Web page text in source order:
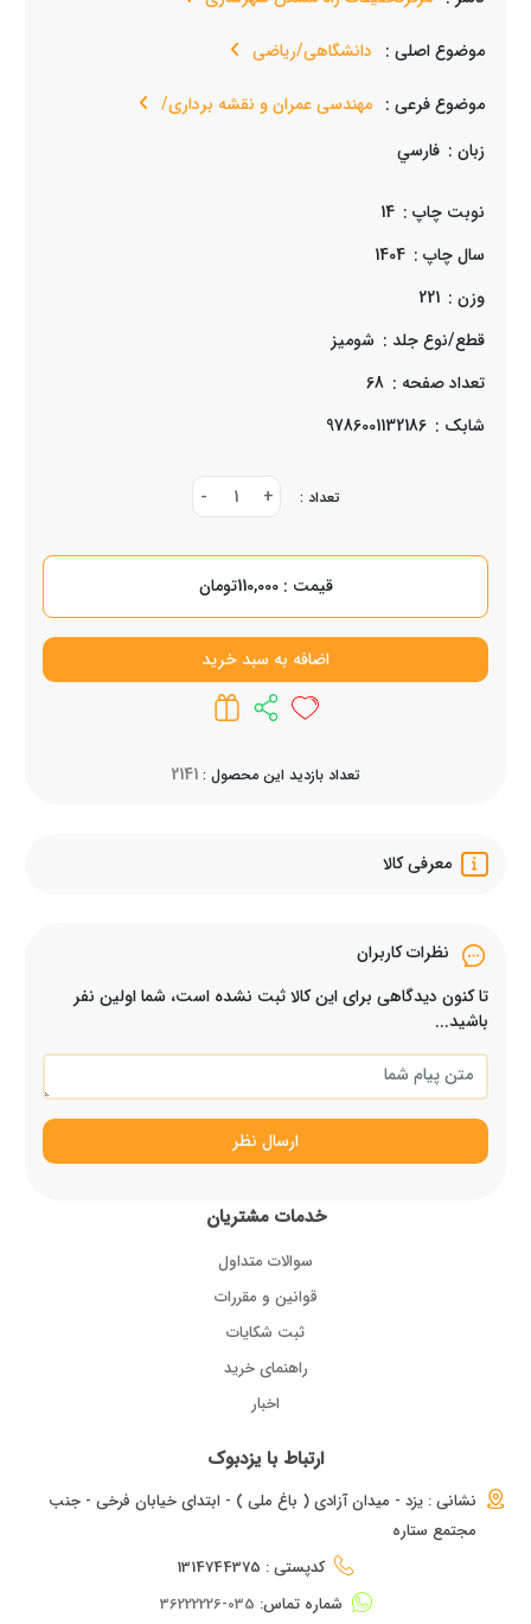
موضوع اصلی : دانشگاهی/ریاضی
موضوع فرعی : مهندسی عمران و نقشه برداری/
زبان : فارسي
نوبت چاپ : 14
سال چاپ : 1404
وزن : 221
قطع/نوع جلد : شوميز
تعداد صفحه : 68
شابک : 9786001132186
تعداد : +
1
-
قیمت : 110,000تومان
اضافه به سبد خرید
تعداد بازدید این محصول : 2141
معرفی کالا
نظرات کاربران
تا کنون دیدگاهی برای این کالا ثبت نشده است، شما اولین نفر
باشید...
ارسال نظر
خدمات مشتریان
سوالات متداول
قوانین و مقررات
ثبت شکایات
راهنمای خرید
اخبار
ارتباط با یزدبوک
نشانی : یزد - میدان آزادی ( باغ ملی ) - ابتدای خیابان فرخی - جنب
مجتمع ستاره
کدپستی : 1314744375
شماره تماس: 035-36222226